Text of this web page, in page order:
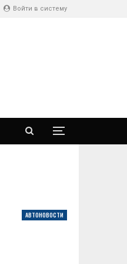
Войти в систему
АВТОНОВОСТИ